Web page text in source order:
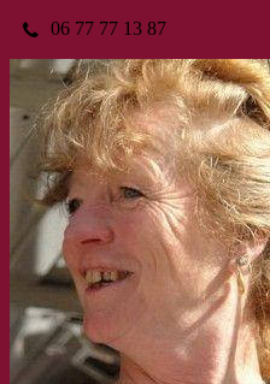
06 77 77 13 87